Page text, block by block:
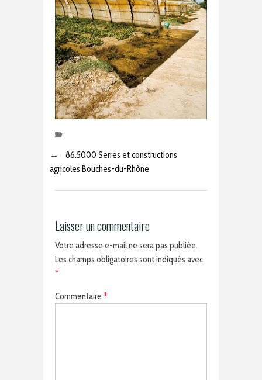
←
86.5000 Serres et constructions
agricoles Bouches-du-Rhône
Laisser un commentaire
Votre adresse e-mail ne sera pas publiée.
Les champs obligatoires sont indiqués avec
*
Commentaire *